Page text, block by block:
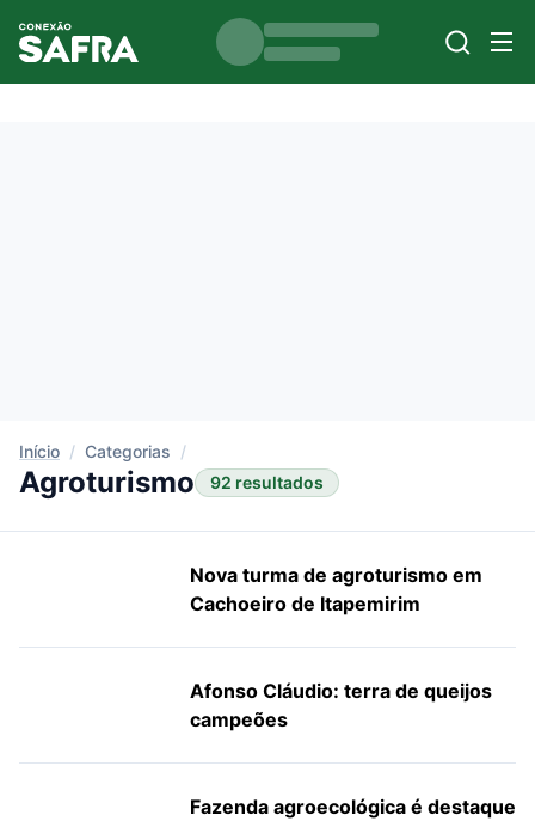
Início / Categorias /
Agroturismo 92 resultados
Nova turma de agroturismo em
Cachoeiro de Itapemirim
Afonso Cláudio: terra de queijos
campeões
Fazenda agroecológica é destaque